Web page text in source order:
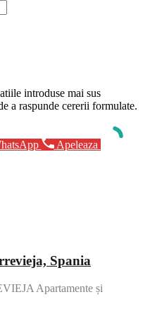
introduse mai sus
a raspunde cererii formulate.
Apeleaza
Spania
Apartamente și